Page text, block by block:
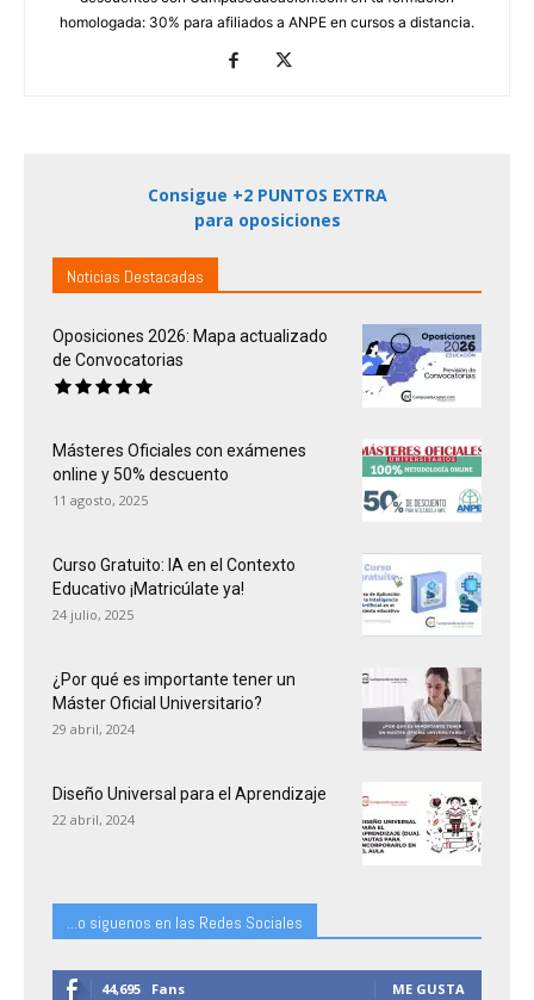
homologada: 30% para afiliados a ANPE en cursos a distancia.
Consigue +2 PUNTOS EXTRA
para oposiciones
Noticias Destacadas
Oposiciones 2026: Mapa actualizado
de Convocatorias
Másteres Oficiales con exámenes
online y 50% descuento
11 agosto, 2025
Curso Gratuito: IA en el Contexto
Educativo ¡Matricúlate ya!
24 julio, 2025
¿Por qué es importante tener un
Máster Oficial Universitario?
29 abril, 2024
Diseño Universal para el Aprendizaje
22 abril, 2024
...o siguenos en las Redes Sociales
44,695 Fans ME GUSTA